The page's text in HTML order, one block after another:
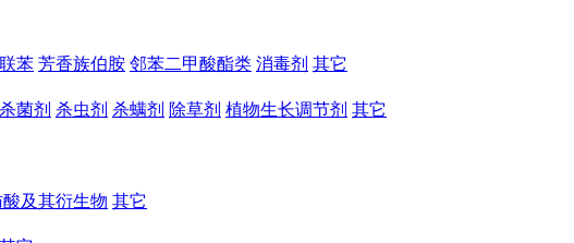
苯 芳香族伯胺 邻苯二甲酸酯类 消毒剂 其它
杀菌剂 杀虫剂 杀螨剂 除草剂 植物生长调节剂 其它
酸及其衍生物 其它